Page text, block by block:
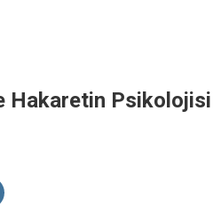
Hakaretin Psikolojisi